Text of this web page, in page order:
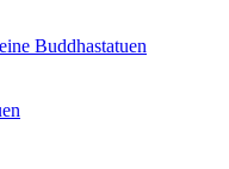
Buddhastatuen